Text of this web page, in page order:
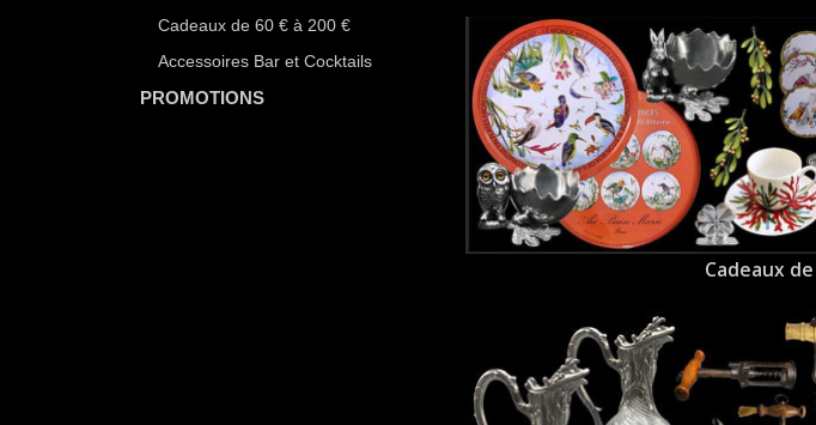
Cadeaux de 60 € à 200 €
Accessoires Bar et Cocktails
PROMOTIONS
Cadeaux